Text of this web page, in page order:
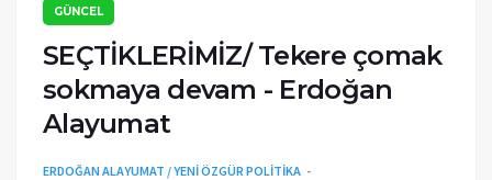
GÜNCEL
SEÇTİKLERİMİZ/ Tekere çomak
sokmaya devam - Erdoğan
Alayumat
ERDOĞAN ALAYUMAT / YENİ ÖZGÜR POLİTİKA